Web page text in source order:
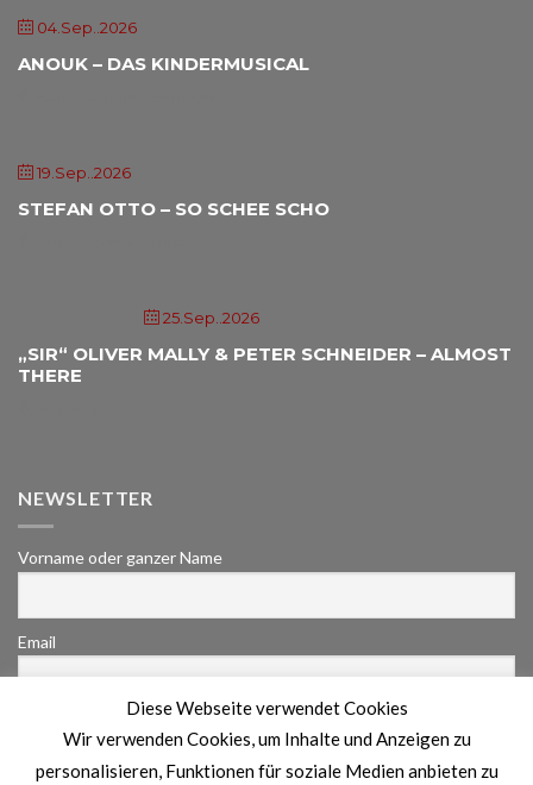
04.Sep..2026
ANOUK – DAS KINDERMUSICAL
19.Sep..2026
STEFAN OTTO – SO SCHEE SCHO
25.Sep..2026
„SIR“ OLIVER MALLY & PETER SCHNEIDER – ALMOST
THERE
NEWSLETTER
Vorname oder ganzer Name
Email
Indem Du fortfährst, akzeptierst Du unsere
Datenschutzerklärung.
Diese Webseite verwendet Cookies
Wir verwenden Cookies, um Inhalte und Anzeigen zu
personalisieren, Funktionen für soziale Medien anbieten zu